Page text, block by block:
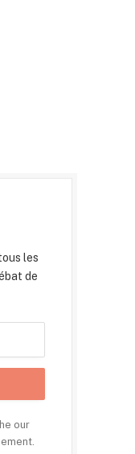
les
de
our